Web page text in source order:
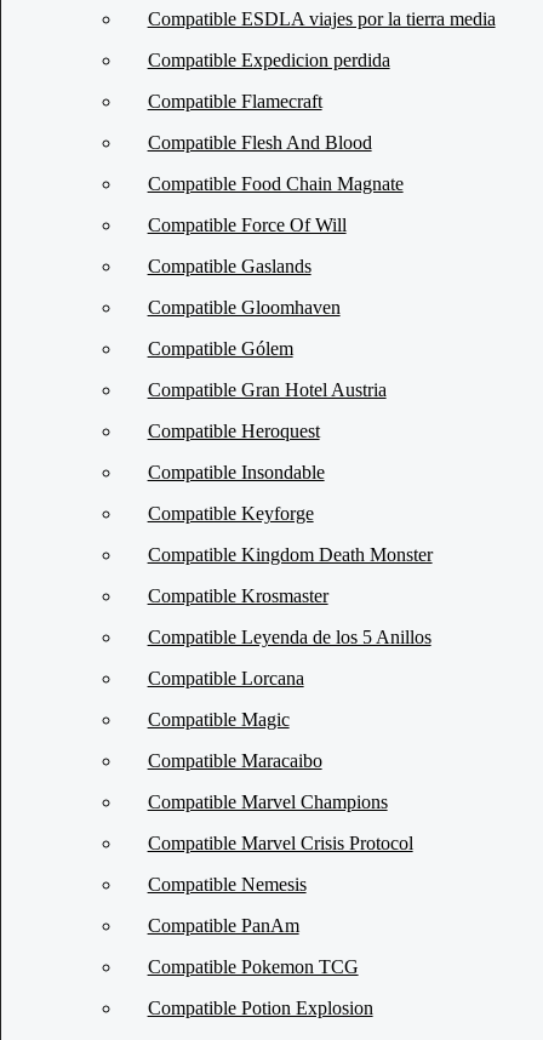
Compatible ESDLA viajes por la tierra media
Compatible Expedicion perdida
Compatible Flamecraft
Compatible Flesh And Blood
Compatible Food Chain Magnate
Compatible Force Of Will
Compatible Gaslands
Compatible Gloomhaven
Compatible Gólem
Compatible Gran Hotel Austria
Compatible Heroquest
Compatible Insondable
Compatible Keyforge
Compatible Kingdom Death Monster
Compatible Krosmaster
Compatible Leyenda de los 5 Anillos
Compatible Lorcana
Compatible Magic
Compatible Maracaibo
Compatible Marvel Champions
Compatible Marvel Crisis Protocol
Compatible Nemesis
Compatible PanAm
Compatible Pokemon TCG
Compatible Potion Explosion